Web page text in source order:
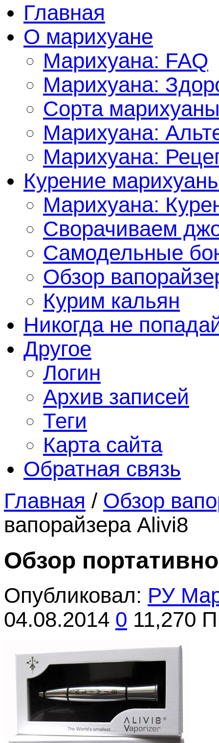
Главная
О марихуане
Марихуана: FAQ
Марихуана:
Сорта
Марихуана:
Марихуана:
Курение
Марихуана:
Сворачиваем
Самодельные
Обзор
Курим кальян
Никогда не
Другое
Логин
Архив записей
Теги
Карта сайта
Обратная связь
Главная / Обзор
вапорайзера Alivi8
Обзор
Опубликовал: РУ
04.08.2014 0 11,270